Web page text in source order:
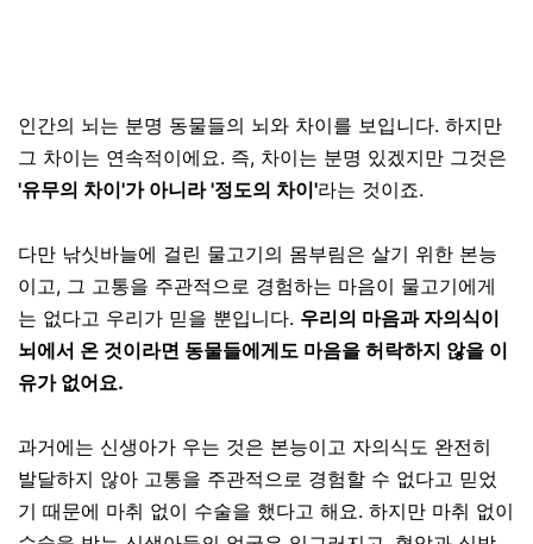
인간의 뇌는 분명 동물들의 뇌와 차이를 보입니다. 하지만
그 차이는 연속적이에요. 즉, 차이는 분명 있겠지만 그것은
'유무의 차이'가 아니라 '정도의 차이'라는 것이죠.
다만 낚싯바늘에 걸린 물고기의 몸부림은 살기 위한 본능
이고, 그 고통을 주관적으로 경험하는 마음이 물고기에게
는 없다고 우리가 믿을 뿐입니다. 우리의 마음과 자의식이
뇌에서 온 것이라면 동물들에게도 마음을 허락하지 않을 이
유가 없어요.
과거에는 신생아가 우는 것은 본능이고 자의식도 완전히
발달하지 않아 고통을 주관적으로 경험할 수 없다고 믿었
기 때문에 마취 없이 수술을 했다고 해요. 하지만 마취 없이